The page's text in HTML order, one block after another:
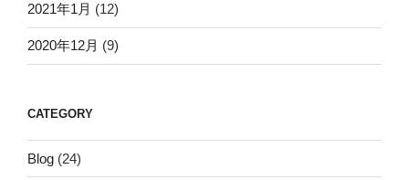
2021年1月 (12)
2020年12月 (9)
CATEGORY
Blog (24)